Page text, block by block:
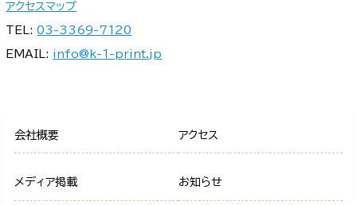
アクセスマップ
TEL:03-3369-7120
EMAIL: info@k-1-print.jp
会社概要 アクセス
メディア掲載 お知らせ